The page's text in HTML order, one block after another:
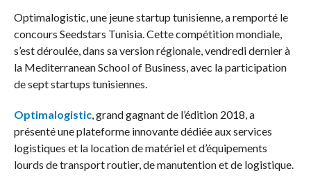
Optimalogistic, une jeune startup tunisienne, a remporté le
concours Seedstars Tunisia. Cette compétition mondiale,
s’est déroulée, dans sa version régionale, vendredi dernier à
la Mediterranean School of Business, avec la participation
de sept startups tunisiennes.
Optimalogistic, grand gagnant de l’édition 2018, a
présenté une plateforme innovante dédiée aux services
logistiques et la location de matériel et d’équipements
lourds de transport routier, de manutention et de logistique.